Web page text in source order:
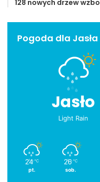
Partnerem była Grupa
Karpacka Spółka
Galerie:
Przemysław Janas
Maleńczuk
128 nowych drzew
Pogoda dla Jasła
Jasło
Light Rain
24 ℃
pt.
26 ℃
sob.